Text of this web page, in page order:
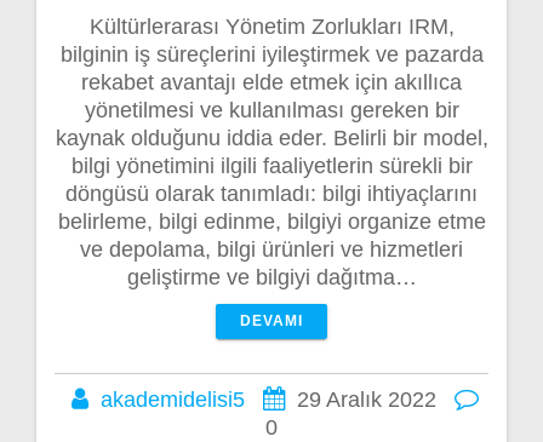
Kültürlerarası Yönetim Zorlukları IRM,
bilginin iş süreçlerini iyileştirmek ve pazarda
rekabet avantajı elde etmek için akıllıca
yönetilmesi ve kullanılması gereken bir
kaynak olduğunu iddia eder. Belirli bir model,
bilgi yönetimini ilgili faaliyetlerin sürekli bir
döngüsü olarak tanımladı: bilgi ihtiyaçlarını
belirleme, bilgi edinme, bilgiyi organize etme
ve depolama, bilgi ürünleri ve hizmetleri
geliştirme ve bilgiyi dağıtma…
DEVAMI
akademidelisi5
29 Aralık 2022
0